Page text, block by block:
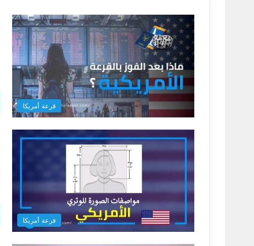
قرعة أمريكا
قرعة أمريكا